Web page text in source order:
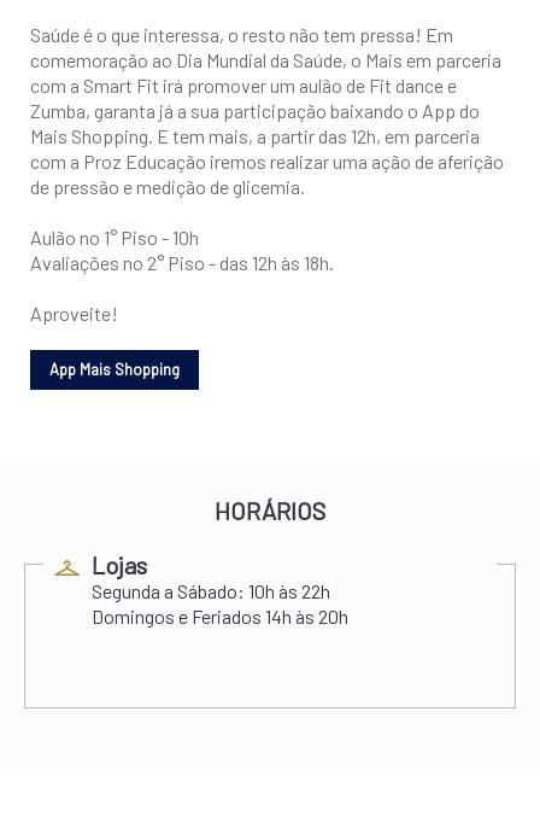
Saúde é o que interessa, o resto não tem pressa! Em
comemoração ao Dia Mundial da Saúde, o Mais em parceria
com a Smart Fit irá promover um aulão de Fit dance e
Zumba, garanta já a sua participação baixando o App do
Mais Shopping. E tem mais, a partir das 12h, em parceria
com a Proz Educação iremos realizar uma ação de aferição
de pressão e medição de glicemia.
Aulão no 1° Piso - 10h
Avaliações no 2° Piso - das 12h às 18h.
Aproveite!
HORÁRIOS
Lojas
Segunda a Sábado: 10h às 22h
Domingos e Feriados 14h às 20h